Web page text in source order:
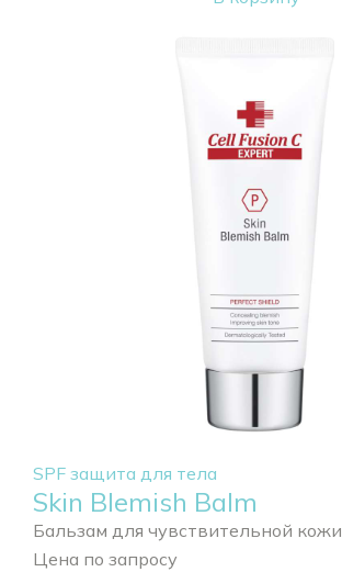
SPF защита для тела
Skin Blemish Balm
Бальзам для чувствительной кожи
Цена по запросу